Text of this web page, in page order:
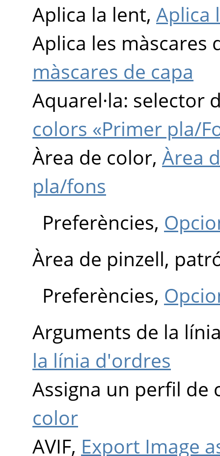
Aplica la lent, Aplica
Aplica les màscares
màscares de capa
Aquarel·la: selector
colors «Primer pla/
Àrea de color, Àrea
pla/fons
Preferències,
Àrea de pinzell,
Preferències,
Arguments de la
la línia d'ordres
Assigna un perfil de
color
AVIF, Export Image